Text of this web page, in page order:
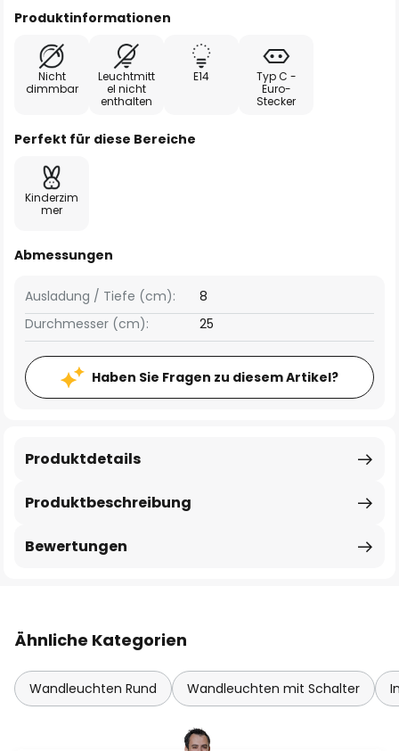
Produktinformationen
Nicht
dimmbar
Leuchtmitt
el nicht
enthalten
E14
Typ C -
Euro-
Stecker
Perfekt für diese Bereiche
Kinderzim
mer
Abmessungen
Ausladung / Tiefe (cm):
8
Durchmesser (cm):
25
Haben Sie Fragen zu diesem Artikel?
Produktbeschreibung
Produktdetails
Bewertungen
Ähnliche Kategorien
Wandleuchten Rund Wandleuchten mit Schalter